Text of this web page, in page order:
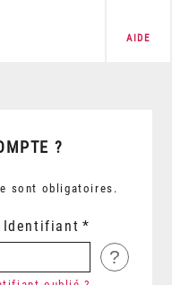
AIDE
?
sont obligatoires.
Identifiant
?